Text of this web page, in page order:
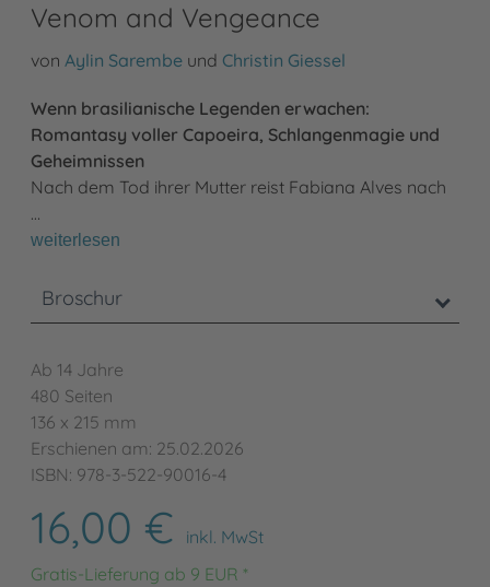
Venom and Vengeance
von Aylin Sarembe und Christin Giessel
Wenn brasilianische Legenden erwachen:
Romantasy voller Capoeira, Schlangenmagie und
Geheimnissen
Nach dem Tod ihrer Mutter reist Fabiana Alves nach
…
weiterlesen
Broschur
Ab 14 Jahre
480 Seiten
136 x 215 mm
Erschienen am: 25.02.2026
ISBN: 978-3-522-90016-4
16,00 €
inkl. MwSt
Gratis-Lieferung ab 9 EUR *